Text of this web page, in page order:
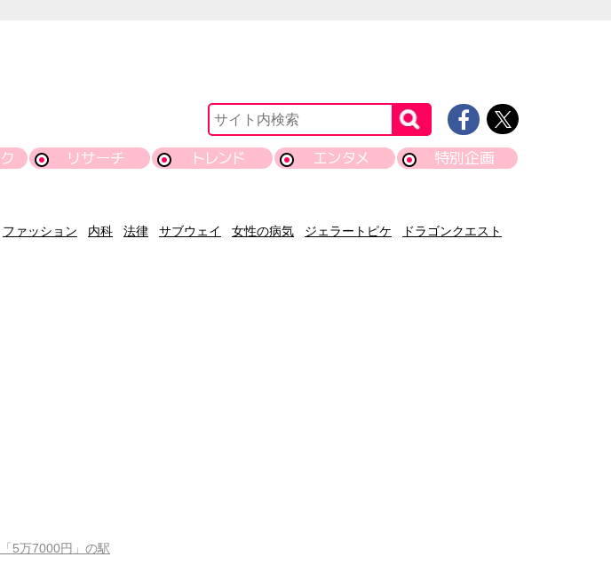
リサーチ トレンド エンタメ 特別企画
ファッション 内科 法律 サブウェイ 女性の病気 ジェラートピケ
ドラゴンクエスト
5万7000円」の駅